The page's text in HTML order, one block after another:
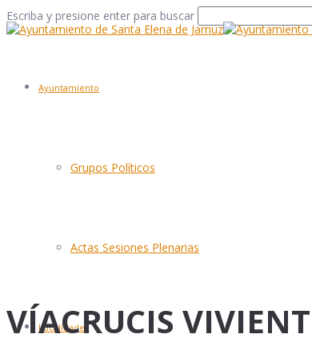
Escriba y presione enter para buscar
Ayuntamiento
Grupos Políticos
Actas Sesiones Plenarias
Localidades
VÍACRUCIS